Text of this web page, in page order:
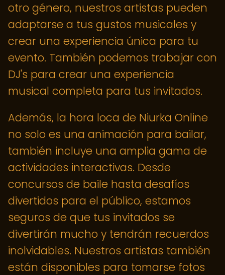
otro género, nuestros artistas pueden
adaptarse a tus gustos musicales y
crear una experiencia única para tu
evento. También podemos trabajar con
DJ's para crear una experiencia
musical completa para tus invitados.
Además, la hora loca de Niurka Online
no solo es una animación para bailar,
también incluye una amplia gama de
actividades interactivas. Desde
concursos de baile hasta desafíos
divertidos para el público, estamos
seguros de que tus invitados se
divertirán mucho y tendrán recuerdos
inolvidables. Nuestros artistas también
están disponibles para tomarse fotos